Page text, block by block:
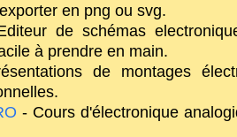
en png ou svg.
de schémas
à prendre en main.
de montages
- Cours d'électronique